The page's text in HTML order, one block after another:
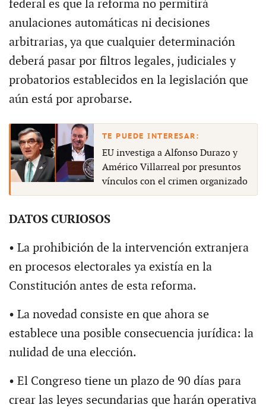
federal es que la reforma no permitirá
anulaciones automáticas ni decisiones
arbitrarias, ya que cualquier determinación
deberá pasar por filtros legales, judiciales y
probatorios establecidos en la legislación que
aún está por aprobarse.
EU investiga a Alfonso Durazo y
Américo Villarreal por presuntos
vínculos con el crimen organizado
DATOS CURIOSOS
• La prohibición de la intervención extranjera
en procesos electorales ya existía en la
Constitución antes de esta reforma.
• La novedad consiste en que ahora se
establece una posible consecuencia jurídica: la
nulidad de una elección.
• El Congreso tiene un plazo de 90 días para
crear las leyes secundarias que harán operativa